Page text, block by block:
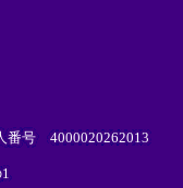
番号 4000020262013